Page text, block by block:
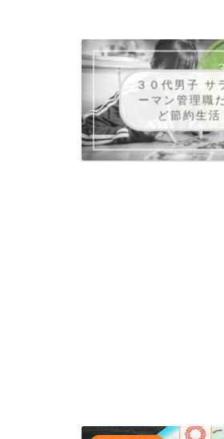
３０代男子 サ
ーマン管理職
ど節約生活